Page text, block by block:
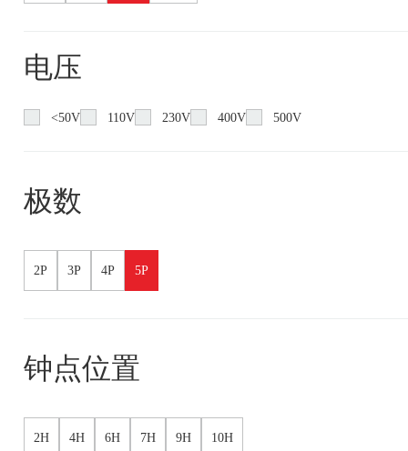
电压
<50V 110V 230V 400V 500V
极数
2P 3P 4P 5P
钟点位置
2H 4H 6H 7H 9H 10H